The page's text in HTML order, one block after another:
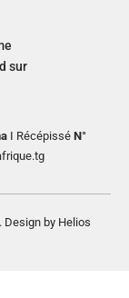
sur
I RécépisséN°
Design by Helios